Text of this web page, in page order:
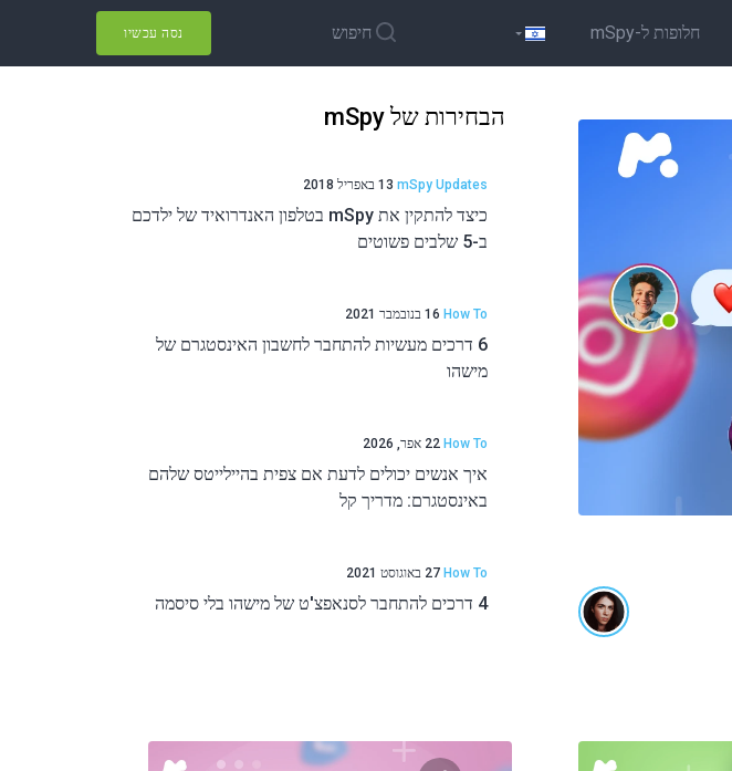
חלופות ל-mSpy חיפוש נסה עכשיו
הבחירות של mSpy
mSpy Updates 13 באפריל 2018
כיצד להתקין את mSpy בטלפון האנדרואיד של ילדכם
ב-5 שלבים פשוטים
How To 16 בנובמבר 2021
6 דרכים מעשיות להתחבר לחשבון האינסטגרם של
מישהו
How To 22 אפר, 2026
איך אנשים יכולים לדעת אם צפית בהיילייטס שלהם
באינסטגרם: מדריך קל
How To 27 באוגוסט 2021
4 דרכים להתחבר לסנאפצ'ט של מישהו בלי סיסמה